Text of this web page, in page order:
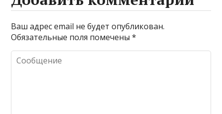
Ваш адрес email не будет опубликован.
Обязательные поля помечены*